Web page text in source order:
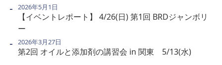
【イベントレポート】 4/26(日) 第1回 BRDジャンボリ
ー
2026年5月1日
第2回 オイルと添加剤の講習会 in 関東 5/13(水)
2026年3月27日